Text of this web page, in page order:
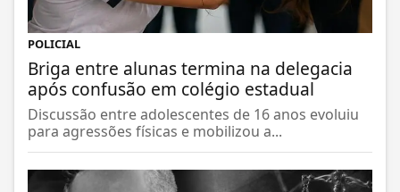
POLICIAL
Briga entre alunas termina na delegacia
após confusão em colégio estadual
Discussão entre adolescentes de 16 anos evoluiu
para agressões físicas e mobilizou a...